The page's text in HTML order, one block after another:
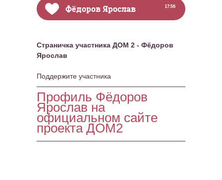
17:56
Фёдоров Ярослав
Страничка участника ДОМ 2 - Фёдоров
Ярослав
Поддержите участника
Профиль Фёдоров
Ярослав на
официальном сайте
проекта ДОМ2